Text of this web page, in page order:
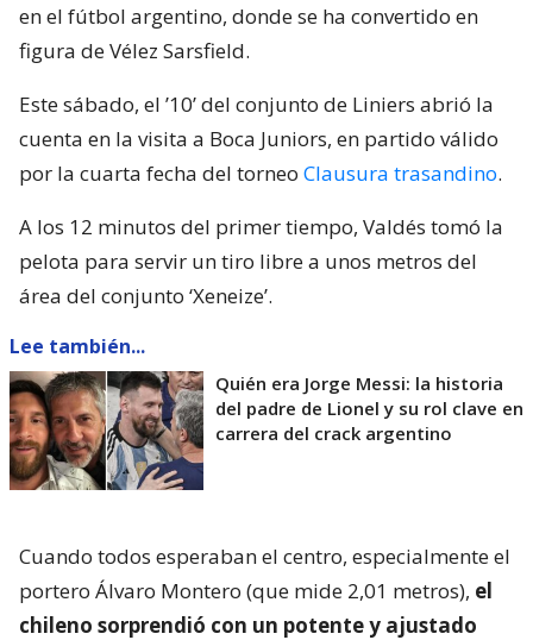
en el fútbol argentino, donde se ha convertido en
figura de Vélez Sarsfield.
Este sábado, el ’10’ del conjunto de Liniers abrió la
cuenta en la visita a Boca Juniors, en partido válido
por la cuarta fecha del torneo Clausura trasandino.
A los 12 minutos del primer tiempo, Valdés tomó la
pelota para servir un tiro libre a unos metros del
área del conjunto ‘Xeneize’.
Lee también...
Quién era Jorge Messi: la historia
del padre de Lionel y su rol clave en
carrera del crack argentino
Cuando todos esperaban el centro, especialmente el
portero Álvaro Montero (que mide 2,01 metros), el
chileno sorprendió con un potente y ajustado